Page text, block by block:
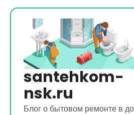
Перейти
содержимому
santehkom-
nsk.ru
Блог о бытовом ремонте в